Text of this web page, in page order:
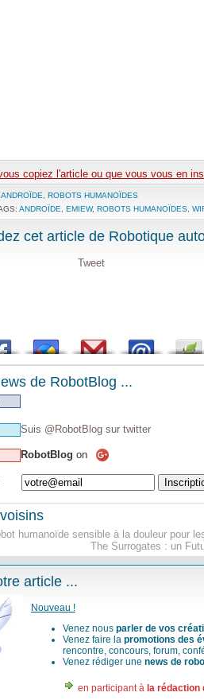
copiez l'article ou que vous vous en
ANDROÏDE
ROBOTS HUMANOÏDES
ANDROÏDE EMIEW, ROBOTS HUMANOÏDES
cet article de Robotique
Tweet
de RobotBlog ...
Suis @RobotBlog sur twitter
RobotBlog on
humanoïde sensible à la douleur pour
The Surrogates : un
article ...
Nouveau !
Venez nous parler de vos
Venez faire la promotions des
rencontre, concours, forum,
Venez rédiger une news de
en participant à la rédaction